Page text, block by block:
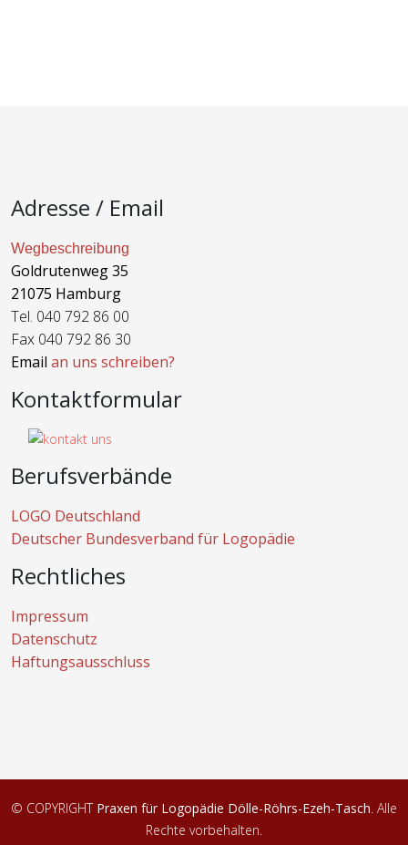
Adresse / Email
Wegbeschreibung
Goldrutenweg 35
21075 Hamburg
Tel. 040 792 86 00
Fax 040 792 86 30
Email an uns schreiben?
Kontaktformular
Berufsverbände
LOGO Deutschland
Deutscher Bundesverband für Logopädie
Rechtliches
Impressum
Datenschutz
Haftungsausschluss
© COPYRIGHT Praxen für Logopädie Dölle-Röhrs-Ezeh-Tasch. Alle
Rechte vorbehalten.